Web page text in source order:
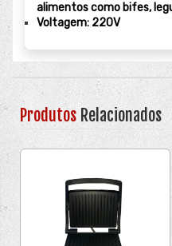
alimentos como bifes,
Voltagem: 220V
Produtos Relacionados